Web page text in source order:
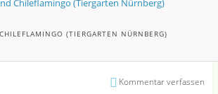
(TIERGARTEN NÜRNBERG)
Kommentar verfassen